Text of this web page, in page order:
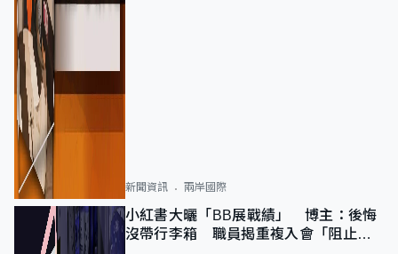
新聞資訊 兩岸國際
小紅書大曬「BB展戰績」 博主：後悔
沒帶行李箱 職員揭重複入會「阻止唔